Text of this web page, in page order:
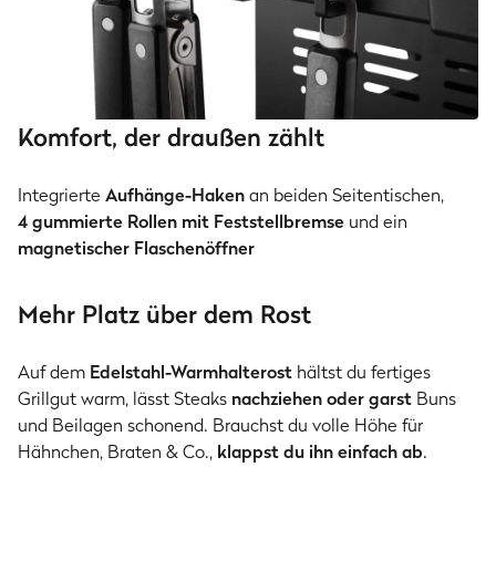
Komfort, der draußen zählt
Integrierte Aufhänge-Hakenan beiden Seitentischen,
4 gummierte Rollen mit Feststellbremse und ein
magnetischer Flaschenöffner
Mehr Platz über dem Rost
Auf dem Edelstahl-Warmhalterost hältst du fertiges
Grillgut warm, lässt Steaks nachziehen oder garst Buns
und Beilagen schonend. Brauchst du volle Höhe für
Hähnchen, Braten & Co., klappst du ihn einfach ab.